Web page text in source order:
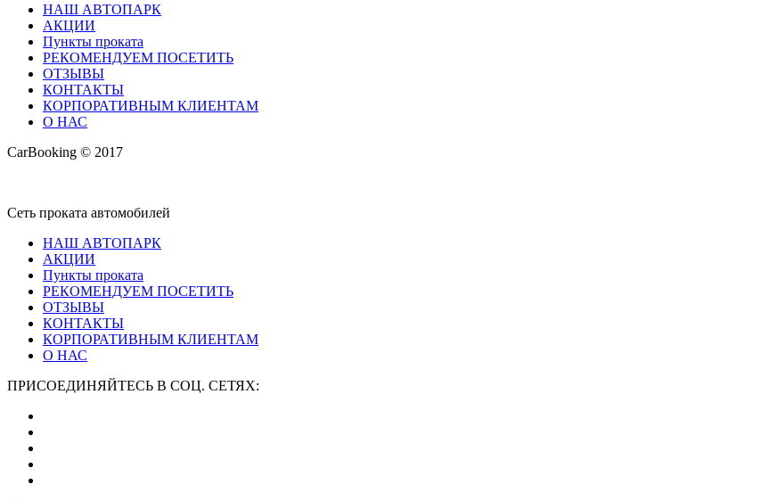
НАШ АВТОПАРК
АКЦИИ
Пункты проката
РЕКОМЕНДУЕМ ПОСЕТИТЬ
ОТЗЫВЫ
КОНТАКТЫ
КОРПОРАТИВНЫМ КЛИЕНТАМ
О НАС
CarBooking © 2017
Сеть проката автомобилей
НАШ АВТОПАРК
АКЦИИ
Пункты проката
РЕКОМЕНДУЕМ ПОСЕТИТЬ
ОТЗЫВЫ
КОНТАКТЫ
КОРПОРАТИВНЫМ КЛИЕНТАМ
О НАС
ПРИСОЕДИНЯЙТЕСЬ В СОЦ. СЕТЯХ: